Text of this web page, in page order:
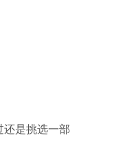
还是挑选一部